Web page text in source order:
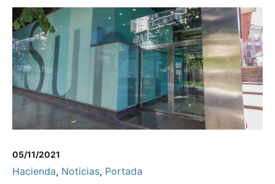
05/11/2021
Hacienda, Noticias, Portada